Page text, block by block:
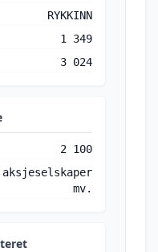
RYKKINN
1 349
3 024
2 100
mv.